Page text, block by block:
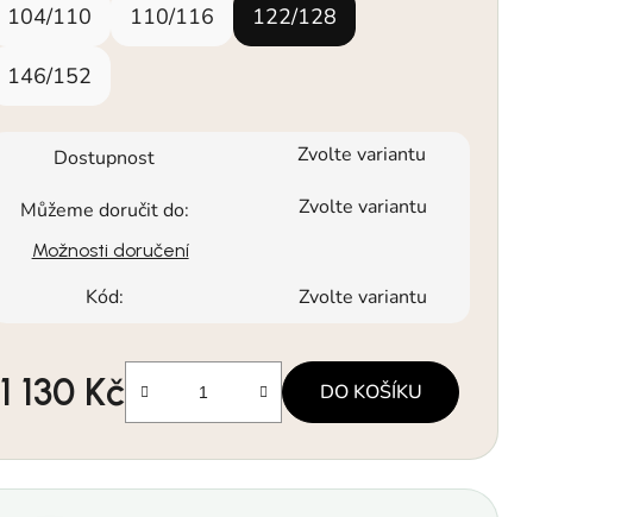
104/110 110/116 122/128
146/152
Dostupnost Zvolte variantu
Můžeme doručit do: Zvolte variantu
Možnosti doručení
Kód: Zvolte variantu
1 130 Kč DO KOŠÍKU